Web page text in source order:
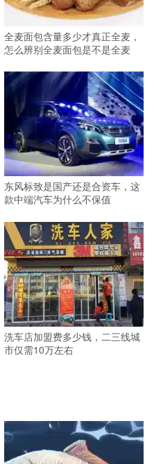
全麦面包含量多少才真正全麦，
怎么辨别全麦面包是不是全麦
东风标致是国产还是合资车，这
款中端汽车为什么不保值
洗车店加盟费多少钱，二三线城
市仅需10万左右